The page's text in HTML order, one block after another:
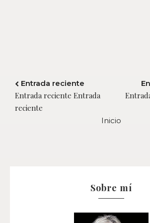
Entrada reciente
Entrada reciente Entrada
reciente
Inicio
Sobre mí